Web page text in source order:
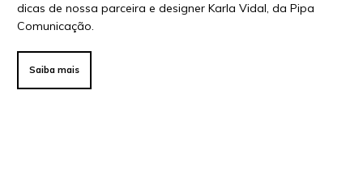
Para Educadores
Para Líderes
dicas de nossa parceira e designer Karla Vidal, da Pipa
Comunicação.
Saiba mais